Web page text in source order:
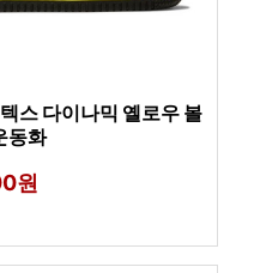
스 다이나믹 옐로우 볼
동화
원